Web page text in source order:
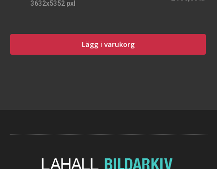
3632x5352 pxl
Lägg i varukorg